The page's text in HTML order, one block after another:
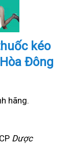
kéo
Đông
hãng.
Dược